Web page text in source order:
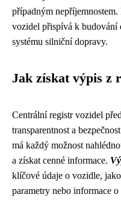
případným
vozidel přispívá k budování
systému silniční dopravy.
Jak získat výpis z
Centrální registr vozidel
transparentnost a
má každý možnost
a získat cenné informace.
klíčové údaje o vozidle,
parametry nebo informace